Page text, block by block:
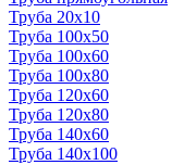
Труба 20x10
Труба 100x50
Труба 100x60
Труба 100x80
Труба 120x60
Труба 120x80
Труба 140x60
Труба 140x100